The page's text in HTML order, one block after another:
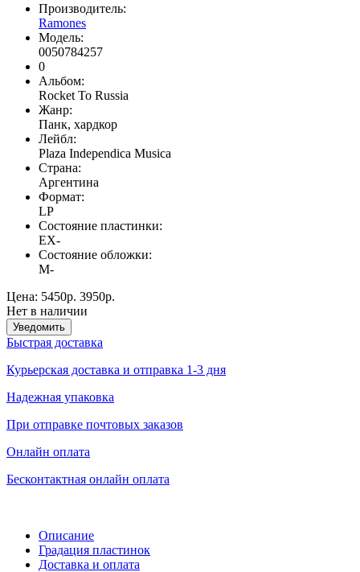
Производитель:
Ramones
Модель:
0050784257
0
Альбом:
Rocket To Russia
Жанр:
Панк, хардкор
Лейбл:
Plaza Independica Musica
Страна:
Аргентина
Формат:
LP
Состояние пластинки:
EX-
Состояние обложки:
M-
Цена: 5450р. 3950р.
Нет в наличии
Уведомить
Быстрая доставка
Курьерская доставка и отправка 1-3 дня
Надежная упаковка
При отправке почтовых заказов
Онлайн оплата
Бесконтактная онлайн оплата
Описание
Градация пластинок
Доставка и оплата